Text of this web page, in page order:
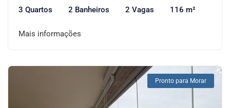
3 Quartos 2 Banheiros 2 Vagas 116 m²
Mais informações
Pronto para Morar